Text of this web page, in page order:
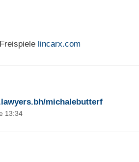
lincarx.com
michalebutterf
13:34